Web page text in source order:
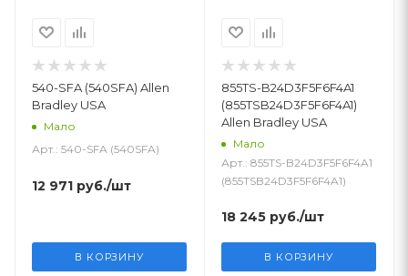
540-SFA (540SFA) Allen
Bradley USA
Мало
Арт.: 540-SFA (540SFA)
12 971 руб./шт
В КОРЗИНУ
855TS-B24D3F5F6F4A1
(855TSB24D3F5F6F4A1)
Allen Bradley USA
Мало
Арт.: 855TS-B24D3F5F6F4A1
(855TSB24D3F5F6F4A1)
18 245 руб./шт
В КОРЗИНУ